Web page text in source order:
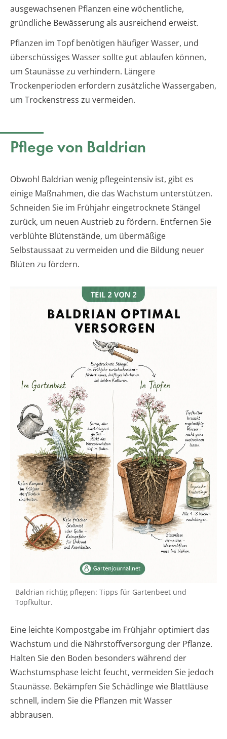
ausgewachsenen Pflanzen eine wöchentliche,
gründliche Bewässerung als ausreichend erweist.
Pflanzen im Topf benötigen häufiger Wasser, und
überschüssiges Wasser sollte gut ablaufen können,
um Staunässe zu verhindern. Längere
Trockenperioden erfordern zusätzliche Wassergaben,
um Trockenstress zu vermeiden.
Pflege von Baldrian
Obwohl Baldrian wenig pflegeintensiv ist, gibt es
einige Maßnahmen, die das Wachstum unterstützen.
Schneiden Sie im Frühjahr eingetrocknete Stängel
zurück, um neuen Austrieb zu fördern. Entfernen Sie
verblühte Blütenstände, um übermäßige
Selbstaussaat zu vermeiden und die Bildung neuer
Blüten zu fördern.
Baldrian richtig pflegen: Tipps für Gartenbeet und
Topfkultur.
Eine leichte Kompostgabe im Frühjahr optimiert das
Wachstum und die Nährstoffversorgung der Pflanze.
Halten Sie den Boden besonders während der
Wachstumsphase leicht feucht, vermeiden Sie jedoch
Staunässe. Bekämpfen Sie Schädlinge wie Blattläuse
schnell, indem Sie die Pflanzen mit Wasser
abbrausen.